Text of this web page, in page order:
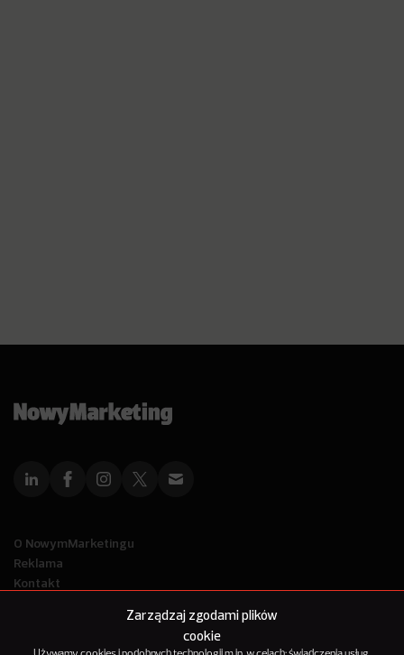
Zarządzaj zgodami plików
cookie
O NowymMarketingu
Reklama
Kontakt